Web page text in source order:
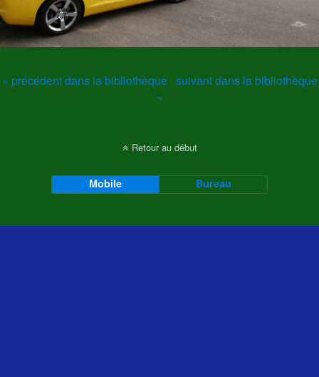
« précédent dans la bibliothèque suivant dans la bibliothèque
»
Retour au début
Mobile Bureau